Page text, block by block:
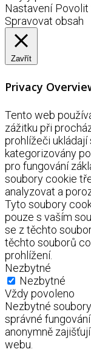
Nastavení Povolit
Spravovat obsah
Zavřít
Privacy
Tento web
zážitku při
prohlížeči
kategorizovány
pro fungování
soubory cookie
analyzovat a
Tyto soubory
pouze s vaším
se z těchto
těchto souborů
prohlížení.
Nezbytné
Nezbytné
Vždy povoleno
Nezbytné
správné
anonymně
webu.